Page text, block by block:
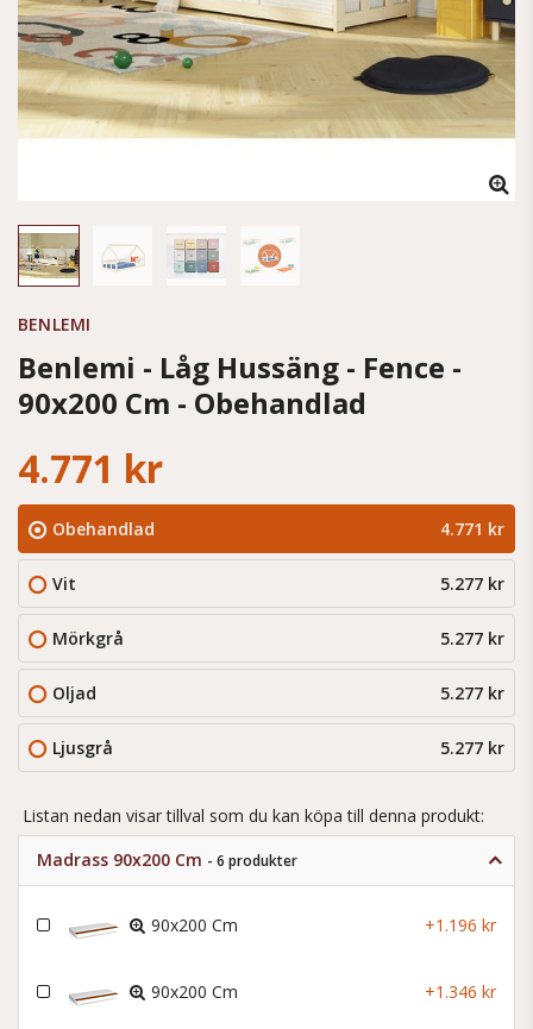
BENLEMI
Benlemi - Låg Hussäng - Fence -
90x200 Cm - Obehandlad
4.771 kr
Obehandlad 4.771 kr
Vit 5.277 kr
Mörkgrå 5.277 kr
Oljad 5.277 kr
Ljusgrå 5.277 kr
Listan nedan visar tillval som du kan köpa till denna produkt:
Madrass 90x200 Cm - 6 produkter
90x200 Cm +1.196 kr
90x200 Cm +1.346 kr